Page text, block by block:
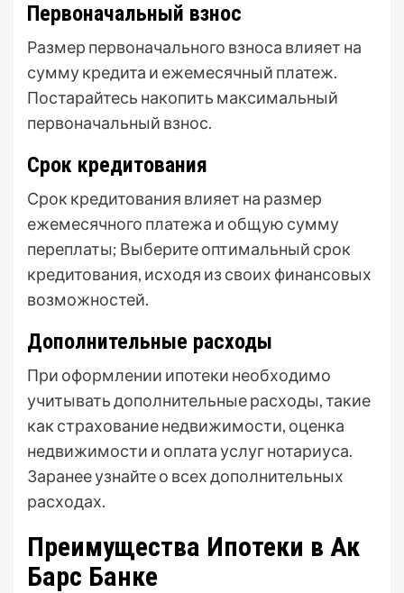
Первоначальный взнос
Размер первоначального взноса влияет на
сумму кредита и ежемесячный платеж.
Постарайтесь накопить максимальный
первоначальный взнос.
Срок кредитования
Срок кредитования влияет на размер
ежемесячного платежа и общую сумму
переплаты; Выберите оптимальный срок
кредитования, исходя из своих финансовых
возможностей.
Дополнительные расходы
При оформлении ипотеки необходимо
учитывать дополнительные расходы, такие
как страхование недвижимости, оценка
недвижимости и оплата услуг нотариуса.
Заранее узнайте о всех дополнительных
расходах.
Преимущества Ипотеки в Ак
Барс Банке